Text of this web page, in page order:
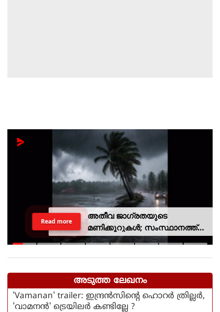
അതീവ ജാഗ്രതയുടെ
മണിക്കൂറുകൾ; സംസ്ഥാനത്ത്
റെഡ് അലർട്ട്, ശക്തമായ
Read more
അടുത്ത ലേഖനം
'Vamanan' trailer: ഇന്ദ്രന്‍സിന്റെ ഹൊറര്‍ ത്രില്ലര്‍,
'വാമനന്‍' ട്രെയിലര്‍ കണ്ടില്ലേ ?